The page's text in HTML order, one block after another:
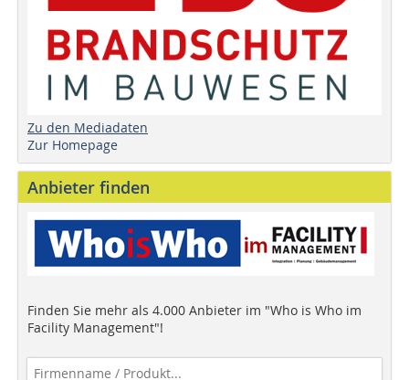
Zu den Mediadaten
Zur Homepage
Anbieter finden
Finden Sie mehr als 4.000 Anbieter im "Who is Who im
Facility Management"!